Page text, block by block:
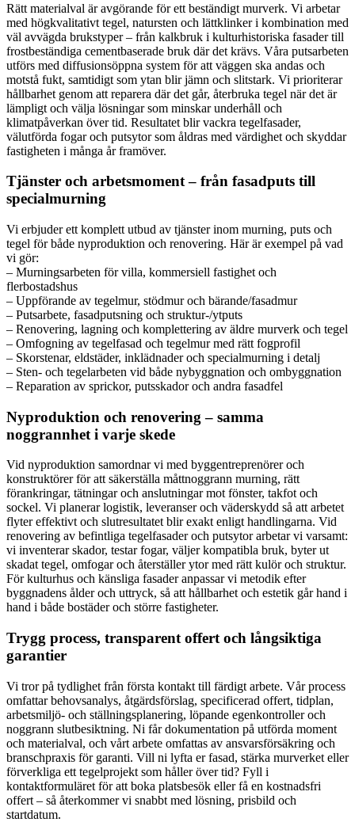
Rätt materialval är avgörande för ett beständigt murverk. Vi arbetar
med högkvalitativt tegel, natursten och lättklinker i kombination med
väl avvägda brukstyper – från kalkbruk i kulturhistoriska fasader till
frostbeständiga cementbaserade bruk där det krävs. Våra putsarbeten
utförs med diffusionsöppna system för att väggen ska andas och
motstå fukt, samtidigt som ytan blir jämn och slitstark. Vi prioriterar
hållbarhet genom att reparera där det går, återbruka tegel när det är
lämpligt och välja lösningar som minskar underhåll och
klimatpåverkan över tid. Resultatet blir vackra tegelfasader,
välutförda fogar och putsytor som åldras med värdighet och skyddar
fastigheten i många år framöver.
Tjänster och arbetsmoment – från fasadputs till
specialmurning
Vi erbjuder ett komplett utbud av tjänster inom murning, puts och
tegel för både nyproduktion och renovering. Här är exempel på vad
vi gör:
– Murningsarbeten för villa, kommersiell fastighet och
flerbostadshus
– Uppförande av tegelmur, stödmur och bärande/fasadmur
– Putsarbete, fasadputsning och struktur-/ytputs
– Renovering, lagning och komplettering av äldre murverk och tegel
– Omfogning av tegelfasad och tegelmur med rätt fogprofil
– Skorstenar, eldstäder, inklädnader och specialmurning i detalj
– Sten- och tegelarbeten vid både nybyggnation och ombyggnation
– Reparation av sprickor, putsskador och andra fasadfel
Nyproduktion och renovering – samma
noggrannhet i varje skede
Vid nyproduktion samordnar vi med byggentreprenörer och
konstruktörer för att säkerställa måttnoggrann murning, rätt
förankringar, tätningar och anslutningar mot fönster, takfot och
sockel. Vi planerar logistik, leveranser och väderskydd så att arbetet
flyter effektivt och slutresultatet blir exakt enligt handlingarna. Vid
renovering av befintliga tegelfasader och putsytor arbetar vi varsamt:
vi inventerar skador, testar fogar, väljer kompatibla bruk, byter ut
skadat tegel, omfogar och återställer ytor med rätt kulör och struktur.
För kulturhus och känsliga fasader anpassar vi metodik efter
byggnadens ålder och uttryck, så att hållbarhet och estetik går hand i
hand i både bostäder och större fastigheter.
Trygg process, transparent offert och långsiktiga
garantier
Vi tror på tydlighet från första kontakt till färdigt arbete. Vår process
omfattar behovsanalys, åtgärdsförslag, specificerad offert, tidplan,
arbetsmiljö- och ställningsplanering, löpande egenkontroller och
noggrann slutbesiktning. Ni får dokumentation på utförda moment
och materialval, och vårt arbete omfattas av ansvarsförsäkring och
branschpraxis för garanti. Vill ni lyfta er fasad, stärka murverket eller
förverkliga ett tegelprojekt som håller över tid? Fyll i
kontaktformuläret för att boka platsbesök eller få en kostnadsfri
offert – så återkommer vi snabbt med lösning, prisbild och
startdatum.